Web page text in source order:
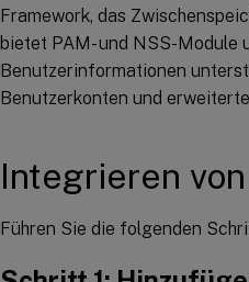
Framework, das
bietet PAM- und NSS-
Benutzerinformationen
Benutzerkonten und
Integrieren
Führen Sie die folgenden